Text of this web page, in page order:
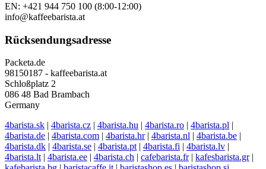
EN: +421 944 750 100 (8:00-12:00)
info@kaffeebarista.at
Rücksendungsadresse
Packeta.de
98150187 - kaffeebarista.at
Schloßplatz 2
086 48 Bad Brambach
Germany
4barista.sk | 4barista.cz | 4barista.hu | 4barista.ro | 4barista.pl |
4barista.de | 4barista.com | 4barista.hr| 4barista.nl | 4barista.be |
4barista.dk | 4barista.se | 4barista.pt | 4barista.fi | 4barista.lv |
4barista.lt | 4barista.ee | 4barista.ch | cafebarista.fr| kafesbarista.gr|